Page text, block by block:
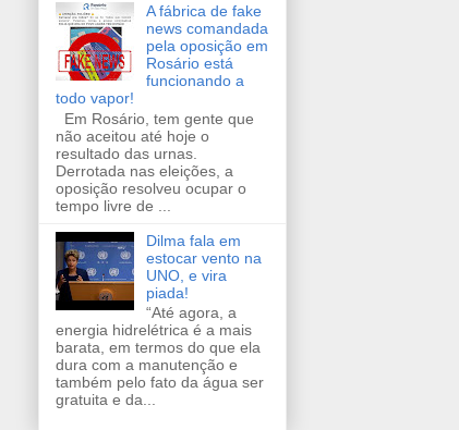
A fábrica de fake
news comandada
pela oposição em
Rosário está
funcionando a
todo vapor!
Em Rosário, tem gente que
não aceitou até hoje o
resultado das urnas.
Derrotada nas eleições, a
oposição resolveu ocupar o
tempo livre de ...
Dilma fala em
estocar vento na
UNO, e vira
piada!
“Até agora, a
energia hidrelétrica é a mais
barata, em termos do que ela
dura com a manutenção e
também pelo fato da água ser
gratuita e da...